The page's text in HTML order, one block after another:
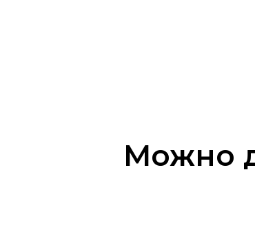
Можно